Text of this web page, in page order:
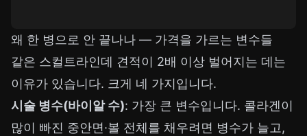
왜 한 병으로 안 끝나나 — 가격을 가르는 변수들
같은 스컬트라인데 견적이 2배 이상 벌어지는 데는
이유가 있습니다. 크게 네 가지입니다.
시술 병수(바이알 수): 가장 큰 변수입니다. 콜라겐이
많이 빠진 중안면·볼 전체를 채우려면 병수가 늘고,